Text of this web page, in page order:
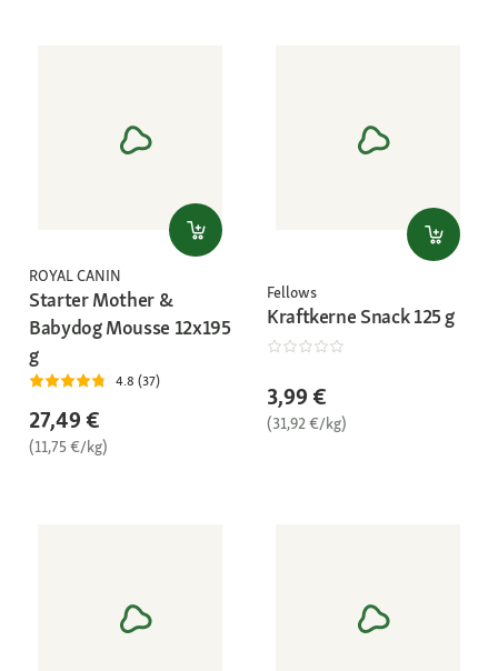
ROYAL CANIN
Starter Mother &
Babydog Mousse 12x195
g
4.8 (37)
27,49 €
(11,75 €/kg)
Fellows
Kraftkerne Snack 125 g
3,99 €
(31,92 €/kg)